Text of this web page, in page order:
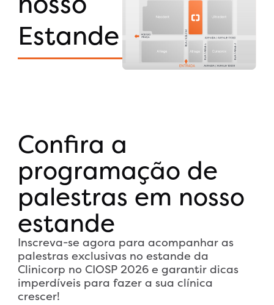
Estande
Confira a
programação de
palestras em nosso
estande
Inscreva-se agora para acompanhar as
palestras exclusivas no estande da
Clinicorp no CIOSP 2026 e garantir dicas
imperdíveis para fazer a sua clínica
crescer!